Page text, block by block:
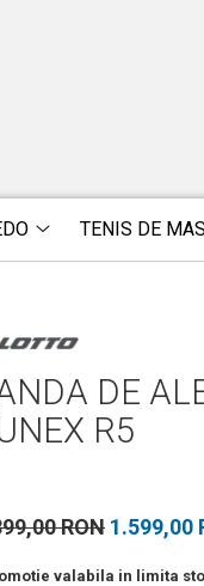
TENIS DE
DE
R5
RON 1.599,00
valabila in limita